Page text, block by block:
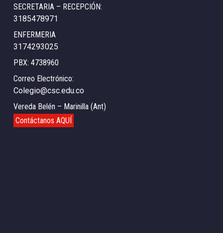
SECRETARIA – RECEPCIÓN:
3185478971
ENFERMERIA
3174293025
PBX: 4738960
Correo Electrónico:
Colegio@csc.edu.co
Vereda Belén – Marinilla (Ant)
Contáctanos AQUÍ